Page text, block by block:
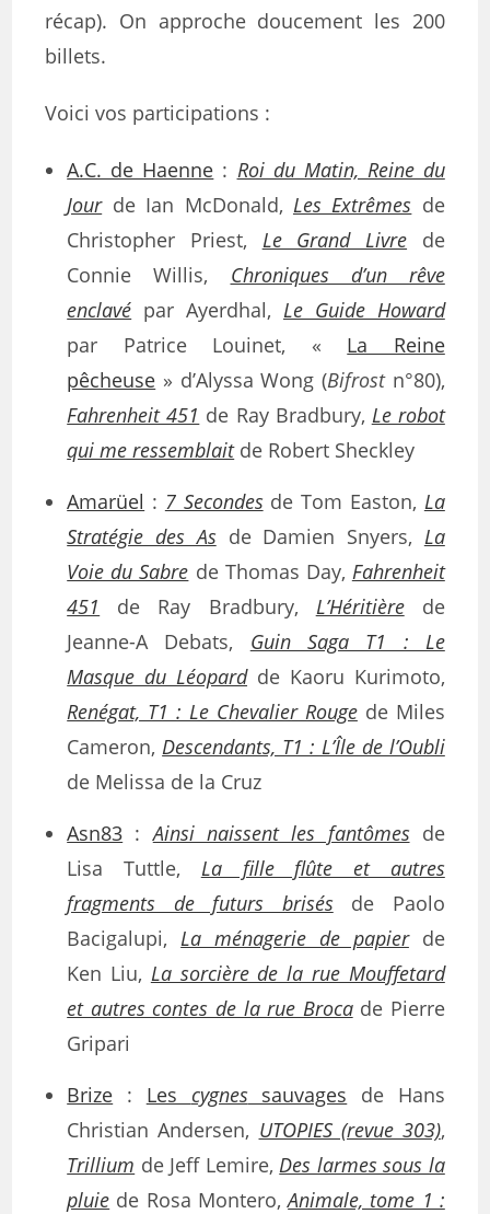
récap). On approche doucement les 200
billets.
Voici vos participations :
A.C. de Haenne : Roi du Matin, Reine du
Jourde Ian McDonald, Les Extrêmes de
Christopher Priest, Le Grand Livre de
Connie Willis, Chroniques d’un rêve
enclavé par Ayerdhal, Le Guide Howard
par Patrice Louinet, « La Reine
pêcheuse » d’Alyssa Wong (Bifrostn°80),
Fahrenheit 451 de Ray Bradbury, Le robot
qui me ressemblaitde Robert Sheckley
Amarüel : 7 Secondesde Tom Easton, La
Stratégie des Asde Damien Snyers, La
Voie du Sabre de Thomas Day, Fahrenheit
451 de Ray Bradbury, L’Héritièrede
Jeanne-A Debats, Guin Saga T1 : Le
Masque du Léopardde Kaoru Kurimoto,
Renégat, T1 : Le Chevalier Rougede Miles
Cameron,Descendants, T1 : L’Île de l’Oubli
de Melissa de la Cruz
Asn83 :Ainsi naissent les fantômesde
Lisa Tuttle, La fille flûte et autres
fragments de futurs brisésde Paolo
Bacigalupi,La ménagerie de papierde
Ken Liu, La sorcière de la rue Mouffetard
et autres contes de la rue Brocade Pierre
Gripari
Brize : Les cygnessauvages de Hans
Christian Andersen, UTOPIES (revue 303),
Trillium de Jeff Lemire,Des larmes sous la
pluie de Rosa Montero,Animale, tome 1 :